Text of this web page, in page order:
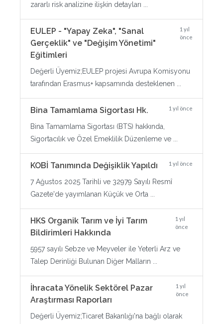
zararlı risk analizine ilişkin detayları ...
EULEP - "Yapay Zeka", "Sanal
Gerçeklik" ve "Değişim Yönetimi"
Eğitimleri
1 yıl
önce
Değerli Üyemiz;EULEP projesi Avrupa Komisyonu
tarafından Erasmus+ kapsamında desteklenen ...
Bina Tamamlama Sigortası Hk. 1 yıl önce
Bina Tamamlama Sigortası (BTS) hakkında,
Sigortacılık ve Özel Emeklilik Düzenleme ve ...
KOBİ Tanımında Değişiklik Yapıldı 1 yıl önce
7 Ağustos 2025 Tarihli ve 32979 Sayılı Resmî
Gazete'de yayımlanan Küçük ve Orta ...
HKS Organik Tarım ve İyi Tarım
Bildirimleri Hakkında
1 yıl
önce
5957 sayılı Sebze ve Meyveler ile Yeterli Arz ve
Talep Derinliği Bulunan Diğer Malların ...
İhracata Yönelik Sektörel Pazar
Araştırması Raporları
1 yıl
önce
Değerli Üyemiz;Ticaret Bakanlığı'na bağlı olarak